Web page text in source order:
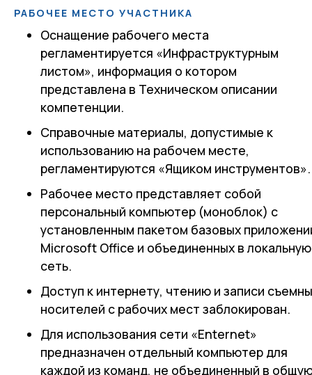
РАБОЧЕЕ МЕСТО УЧАСТНИКА
Оснащение рабочего места
регламентируется «Инфраструктурным
листом», информация о котором
представлена в Техническом описании
компетенции.
Справочные материалы, допустимые к
использованию на рабочем месте,
регламентируются «Ящиком инструментов».
Рабочее место представляет собой
персональный компьютер (моноблок) с
установленным пакетом базовых
Microsoft Office и объединенных в локальную
сеть.
Доступ к интернету, чтению и записи
носителей с рабочих мест заблокирован.
Для использования сети «Enternet»
предназначен отдельный компьютер для
каждой из команд, не объединенный в